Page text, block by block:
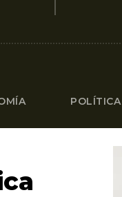
POLÍTICA